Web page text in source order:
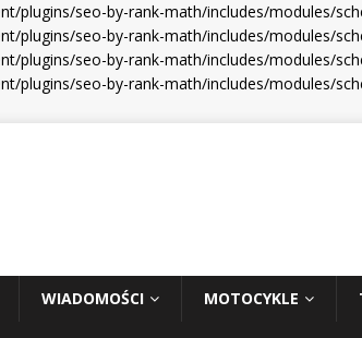
plugins/seo-by-rank-math/includes/modules/
plugins/seo-by-rank-math/includes/modules/
plugins/seo-by-rank-math/includes/modules/
plugins/seo-by-rank-math/includes/modules/
WIADOMOŚCI MOTOCYKLE